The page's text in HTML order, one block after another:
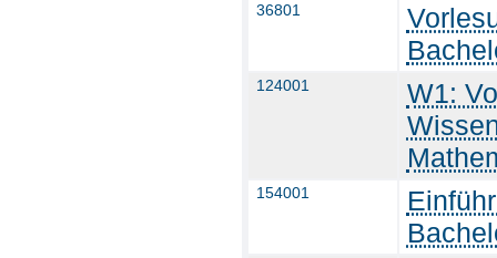
36801
124001
W1:
154001